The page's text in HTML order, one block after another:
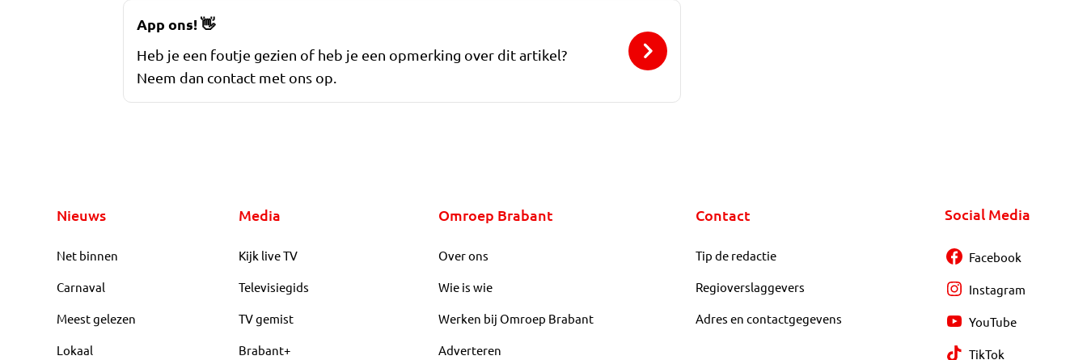
App ons!👋
Heb je een foutje gezien of heb je een opmerking over dit artikel?
Neem dan contact met ons op.
Nieuws
Net binnen
Carnaval
Meest gelezen
Lokaal
Media
Kijk live TV
Televisiegids
TV gemist
Brabant+
Omroep Brabant
Over ons
Wie is wie
Werken bij Omroep Brabant
Adverteren
Contact
Tip de redactie
Regioverslaggevers
Adres en contactgegevens
Social Media
Facebook
Instagram
YouTube
TikTok